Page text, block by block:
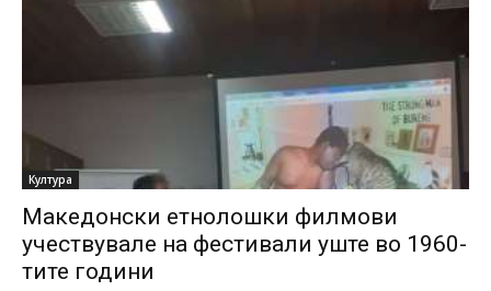
Култура
Македонски етнолошки филмови
учествувале на фестивали уште во 1960-
тите години